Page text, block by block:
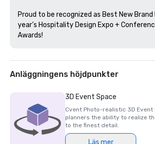
Proud to be recognized as Best New
year’s Hospitality Design Expo +
Awards!
Anläggningens höjdpunkter
3D Event Space
Cvent Photo-realistic 3D Event
planners the ability to realize
to the finest detail.
Läs mer